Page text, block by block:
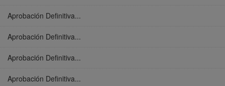
Aprobación Definitiva...
Aprobación Definitiva...
Aprobación Definitiva...
Aprobación Definitiva...